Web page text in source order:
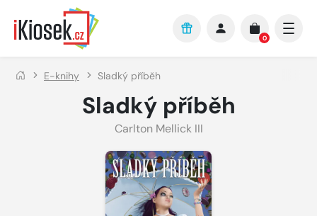
Přejít na hlavní obsah
0
E-knihy Sladký příběh
Sladký příběh
Carlton Mellick III